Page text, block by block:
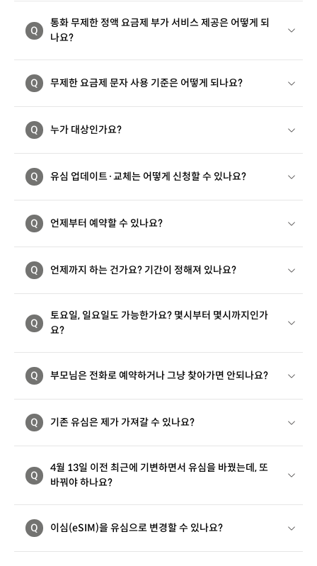
Q
통화 무제한 정액 요금제 부가 서비스 제공은 어떻게 되
나요?
Q 무제한 요금제 문자 사용 기준은 어떻게 되나요?
Q 누가 대상인가요?
Q 유심 업데이트·교체는 어떻게 신청할 수 있나요?
Q 언제부터 예약할 수 있나요?
Q 언제까지 하는 건가요? 기간이 정해져 있나요?
Q
토요일, 일요일도 가능한가요? 몇시부터 몇시까지인가
요?
Q 부모님은 전화로 예약하거나 그냥 찾아가면 안되나요?
Q 기존 유심은 제가 가져갈 수 있나요?
Q
4월 13일 이전 최근에 기변하면서 유심을 바꿨는데, 또
바꿔야 하나요?
Q 이심(eSIM)을 유심으로 변경할 수 있나요?